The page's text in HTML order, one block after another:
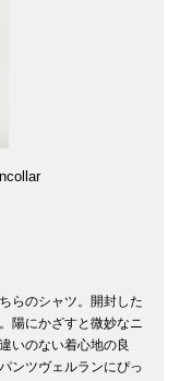
らのシャツ。開封した
陽にかざすと微妙なニ
いのない着心地の良
ンツヴェルランにぴっ